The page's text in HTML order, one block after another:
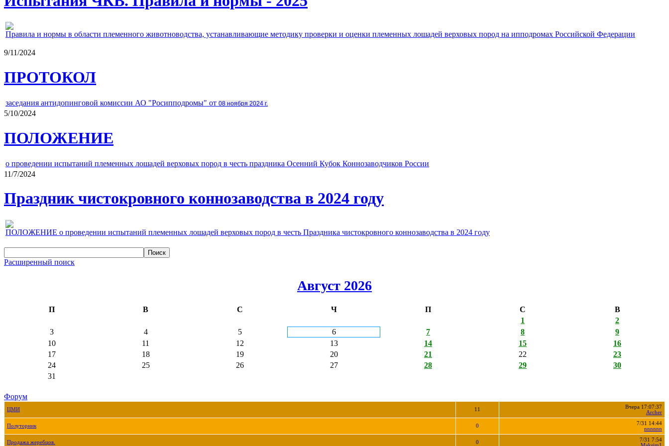
Правила и нормы в области племенного животноводства, устанавливающие методику проверки и оценки племенных лошадей верховых пород на ипподромах Российской Федерации
9/11/2024
ПРОТОКОЛ
заседания антидопинговой комиссии АО "Росипподромы" от 08 ноября 2024 г.
5/10/2024
ПОЛОЖЕНИЕ
о проведении испытаний племенных лошадей верховых пород в честь праздника Осенний Кубок Коннозаводчиков России
11/7/2024
Праздник чистокровного коннозаводства в 2024 году
ПОЛОЖЕНИЕ о проведении испытаний племенных лошадей верховых пород в честь Праздника чистокровного коннозаводства в 2024 году
Расширенный поиск
Август 2026
П В С Ч П С
В
1
2
3
4 5 6 7 8
9
10
11 12 13 14 15
16
17
18 19 20 21 22
23
24
25 26 27 28 29
30
31
Форум
ЦМИ 11
Вчера 17:07:37
Archer
Полуторник 0
7/31 14:44
nnnnnn
Продажа жеребцов. 0
7/31 7:54